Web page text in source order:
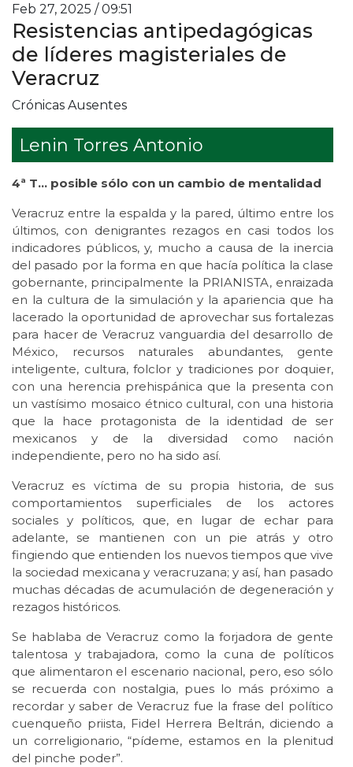
Feb 27, 2025 / 09:51
Resistencias antipedagógicas
de líderes magisteriales de
Veracruz
Crónicas Ausentes
Lenin Torres Antonio
4ª T... posible sólo con un cambio de mentalidad
Veracruz entre la espalda y la pared, último entre los
últimos, con denigrantes rezagos en casi todos los
indicadores públicos, y, mucho a causa de la inercia
del pasado por la forma en que hacía política la clase
gobernante, principalmente la PRIANISTA, enraizada
en la cultura de la simulación y la apariencia que ha
lacerado la oportunidad de aprovechar sus fortalezas
para hacer de Veracruz vanguardia del desarrollo de
México, recursos naturales abundantes, gente
inteligente, cultura, folclor y tradiciones por doquier,
con una herencia prehispánica que la presenta con
un vastísimo mosaico étnico cultural, con una historia
que la hace protagonista de la identidad de ser
mexicanos y de la diversidad como nación
independiente, pero no ha sido así.
Veracruz es víctima de su propia historia, de sus
comportamientos superficiales de los actores
sociales y políticos, que, en lugar de echar para
adelante, se mantienen con un pie atrás y otro
fingiendo que entienden los nuevos tiempos que vive
la sociedad mexicana y veracruzana; y así, han pasado
muchas décadas de acumulación de degeneración y
rezagos históricos.
Se hablaba de Veracruz como la forjadora de gente
talentosa y trabajadora, como la cuna de políticos
que alimentaron el escenario nacional, pero, eso sólo
se recuerda con nostalgia, pues lo más próximo a
recordar y saber de Veracruz fue la frase del político
cuenqueño priista, Fidel Herrera Beltrán, diciendo a
un correligionario, “pídeme, estamos en la plenitud
del pinche poder”.